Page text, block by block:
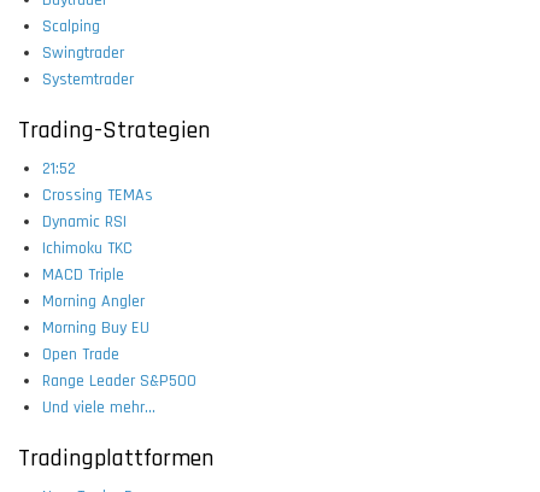
Scalping
Swingtrader
Systemtrader
Trading-Strategien
21:52
Crossing TEMAs
Dynamic RSI
Ichimoku TKC
MACD Triple
Morning Angler
Morning Buy EU
Open Trade
Range Leader S&P500
Und viele mehr...
Tradingplattformen